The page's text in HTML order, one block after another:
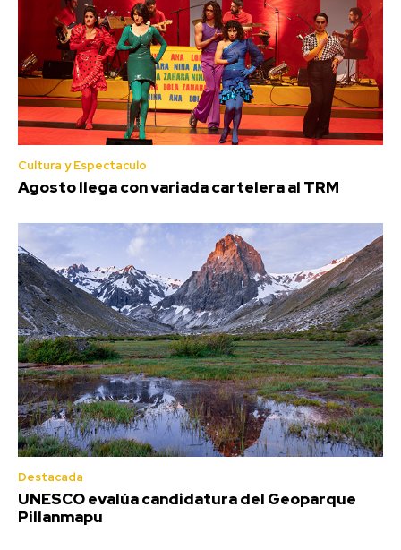
Cultura y Espectaculo
Agosto llega con variada cartelera al TRM
Destacada
UNESCO evalúa candidatura del Geoparque
Pillanmapu